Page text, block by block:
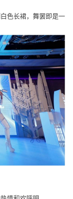
色长裙，舞罢即是一